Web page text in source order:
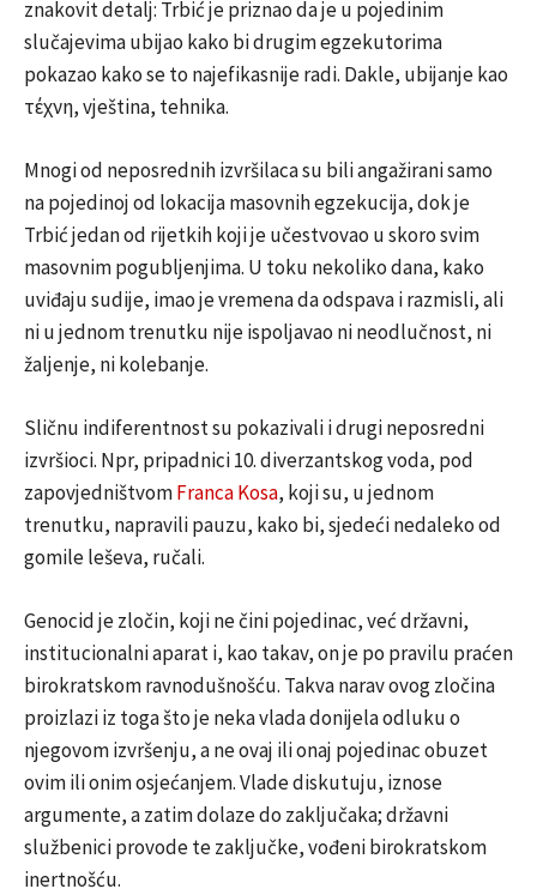
znakovit detalj: Trbić je priznao da je u pojedinim
slučajevima ubijao kako bi drugim egzekutorima
pokazao kako se to najefikasnije radi. Dakle, ubijanje kao
τέχνη, vještina, tehnika.
Mnogi od neposrednih izvršilaca su bili angažirani samo
na pojedinoj od lokacija masovnih egzekucija, dok je
Trbić jedan od rijetkih koji je učestvovao u skoro svim
masovnim pogubljenjima. U toku nekoliko dana, kako
uviđaju sudije, imao je vremena da odspava i razmisli, ali
ni u jednom trenutku nije ispoljavao ni neodlučnost, ni
žaljenje, ni kolebanje.
Sličnu indiferentnost su pokazivali i drugi neposredni
izvršioci. Npr, pripadnici 10. diverzantskog voda, pod
zapovjedništvomFranca Kosa, koji su, u jednom
trenutku, napravili pauzu, kako bi, sjedeći nedaleko od
gomile leševa, ručali.
Genocid je zločin, koji ne čini pojedinac, već državni,
institucionalni aparat i, kao takav, on je po pravilu praćen
birokratskom ravnodušnošću. Takva narav ovog zločina
proizlazi iz toga što je neka vlada donijela odluku o
njegovom izvršenju, a ne ovaj ili onaj pojedinac obuzet
ovim ili onim osjećanjem. Vlade diskutuju, iznose
argumente, a zatim dolaze do zaključaka; državni
službenici provode te zaključke, vođeni birokratskom
inertnošću.